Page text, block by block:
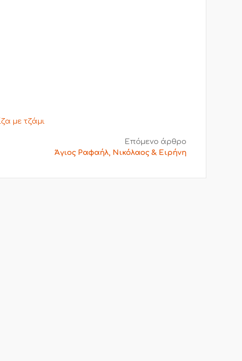
με τζάμι
Επόμενο άρθρο
Άγιος Ραφαήλ, Νικόλαος & Ειρήνη